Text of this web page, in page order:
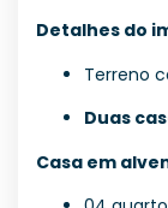
Detalhes do
Terreno
Duas
Casa em